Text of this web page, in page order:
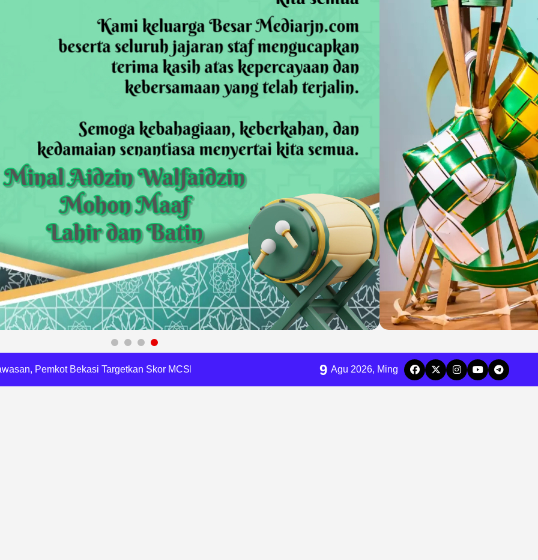
Kali Cileungsi, Kualitas Air Lampaui Baku Mutu
Matematika Internasional di Malaysia
Tata Kelola Minyak ke Penuntut Umum
Undangan HUT RI dari Presiden Prabowo
Daftar Pilkades Jejalen Jaya, Serukan Pemilu Damai
Tirta Patriot Minta Maaf atas Penurunan Kualitas Air
Pemkot Bekasi Targetkan Skor MCSP KPK Naik 9 Agu 2026, Ming